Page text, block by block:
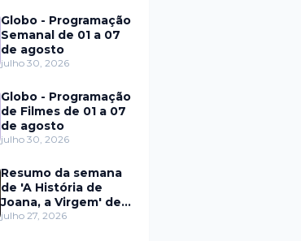
Globo - Programação
Semanal de 01 a 07
de agosto
julho 30, 2026
Globo - Programação
de Filmes de 01 a 07
de agosto
julho 30, 2026
Resumo da semana
de 'A História de
Joana, a Virgem' de
27 a 31 de julho
julho 27, 2026